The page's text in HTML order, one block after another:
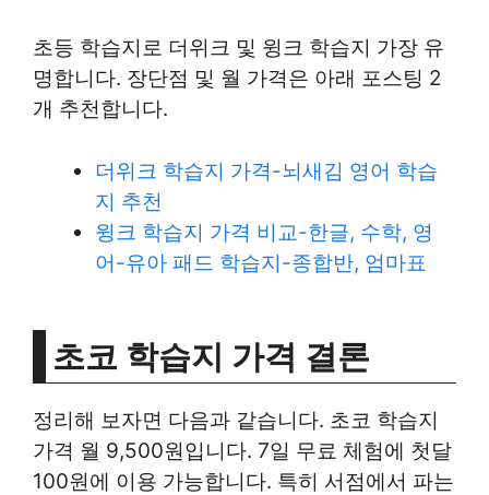
초등 학습지로 더위크 및 윙크 학습지 가장 유
명합니다. 장단점 및 월 가격은 아래 포스팅 2
개 추천합니다.
더위크 학습지 가격-뇌새김 영어 학습
지 추천
윙크 학습지 가격 비교-한글, 수학, 영
어-유아 패드 학습지-종합반, 엄마표
초코 학습지 가격 결론
정리해 보자면 다음과 같습니다. 초코 학습지
가격 월 9,500원입니다. 7일 무료 체험에 첫달
100원에 이용 가능합니다. 특히 서점에서 파는